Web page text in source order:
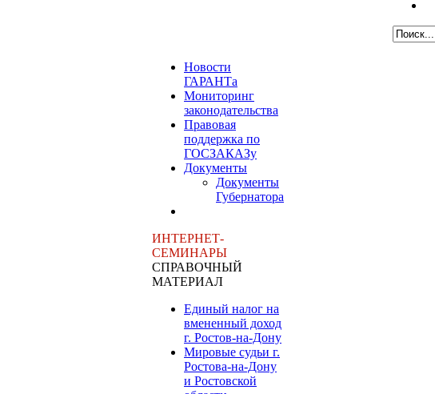
Новости
ГАРАНТа
Мониторинг
законодательства
Правовая
поддержка по
ГОСЗАКАЗу
Документы
Документы
Губернатора
ИНТЕРНЕТ-
СЕМИНАРЫ
СПРАВОЧНЫЙ
МАТЕРИАЛ
Единый налог на
вмененный доход
г. Ростов-на-Дону
Мировые судьи г.
Ростова-на-Дону
и Ростовской